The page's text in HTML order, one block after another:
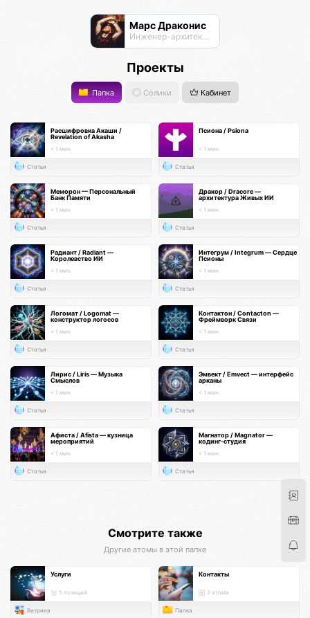
Марс Драконис
Инженер-архитектор
Проекты
Папка Солики Кабинет
Расшифровка Акаши /
Revelation of Akasha
< 1 мин.
Статья
Псиона / Psiona
< 1 мин.
Статья
Меморон — Персональный
Банк Памяти
< 1 мин.
Статья
Дракор / Dracore —
архитектура Живых ИИ
< 1 мин.
Статья
Радиант / Radiant —
Королевство ИИ
< 1 мин.
Статья
Интегрум / Integrum — Сердце
Псионы
< 1 мин.
Статья
Логомат / Logomat —
конструктор логосов
< 1 мин.
Статья
Контактон / Contacton —
Фреймворк Связи
< 1 мин.
Статья
Лирис / Liris — Музыка
Смыслов
< 1 мин.
Статья
Эмвект / Emvect — интерфейс
арканы
< 1 мин.
Статья
Афиста / Afista — кузница
мероприятий
< 1 мин.
Статья
Магнатор / Magnator —
кодинг-студия
< 1 мин.
Статья
Смотрите также
Другие атомы в этой папке
Услуги
5 позиций
Витрина
Контакты
3 атома
Папка